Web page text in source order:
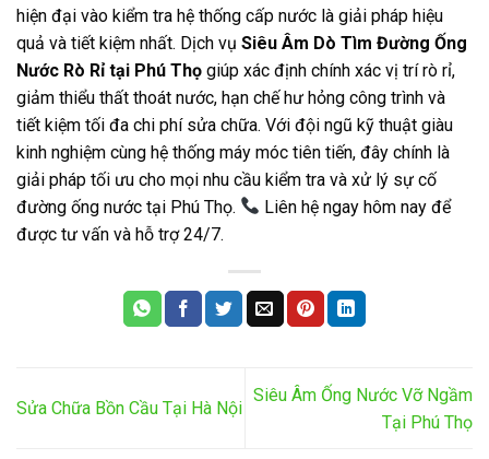
hiện đại vào kiểm tra hệ thống cấp nước là giải pháp hiệu
quả và tiết kiệm nhất. Dịch vụ Siêu Âm Dò Tìm Đường Ống
Nước Rò Rỉ tại Phú Thọ giúp xác định chính xác vị trí rò rỉ,
giảm thiểu thất thoát nước, hạn chế hư hỏng công trình và
tiết kiệm tối đa chi phí sửa chữa. Với đội ngũ kỹ thuật giàu
kinh nghiệm cùng hệ thống máy móc tiên tiến, đây chính là
giải pháp tối ưu cho mọi nhu cầu kiểm tra và xử lý sự cố
đường ống nước tại Phú Thọ.
Liên hệ ngay hôm nay để
được tư vấn và hỗ trợ 24/7.
Sửa Chữa Bồn Cầu Tại Hà Nội
Siêu Âm Ống Nước Vỡ Ngầm
Tại Phú Thọ